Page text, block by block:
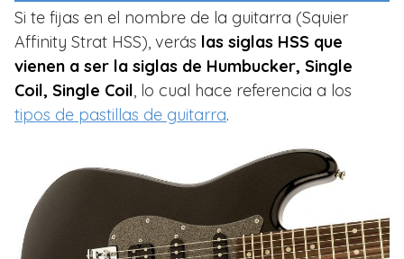
Si te fijas en el nombre de la guitarra (Squier
Affinity Strat HSS), verás las siglas HSS que
vienen a ser la siglas de Humbucker, Single
Coil, Single Coil, lo cual hace referencia a los
tipos de pastillas de guitarra.